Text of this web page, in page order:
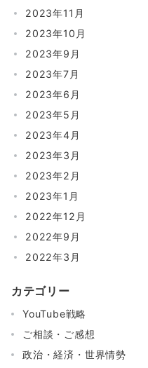
2023年11月
2023年10月
2023年9月
2023年7月
2023年6月
2023年5月
2023年4月
2023年3月
2023年2月
2023年1月
2022年12月
2022年9月
2022年3月
カテゴリー
YouTube戦略
ご相談・ご感想
政治・経済・世界情勢